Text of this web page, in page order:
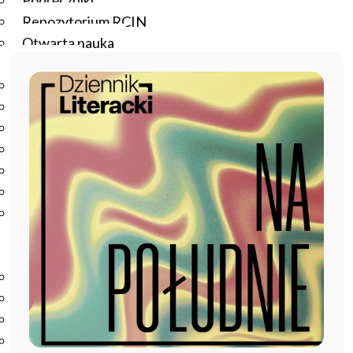
Repozytorium RCIN
Otwarta nauka
Studia podyplomowe
Szkolenia
Szkoła Doktorska Anthropos
Erasmus
Olimpiada Literatury i Języka Polskiego
Olimpiada Literatury i Języka Polskiego dla Szkół
Podstawowych
Biblioteka
O bibliotece
Godziny otwarcia
Katalog
Nowości